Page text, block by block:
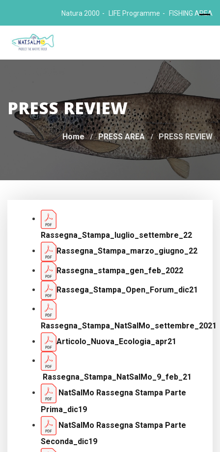
Natura 2000 LIFE Programme FISHING AREA
PRESS REVIEW
Home PRESS AREA PRESS REVIEW
Rassegna_Stampa_luglio_settembre_22
Rassegna_Stampa_marzo_giugno_22
Rassegna_stampa_gen_feb_2022
Rassega_Stampa_Open_Forum_dic21
Rassegna_Stampa_NatSalMo_settembre_2021
Articolo_Nuova_Ecologia_apr21
Rassegna_Stampa_NatSalMo_9_feb_21
NatSalMo Rassegna Stampa Parte
Prima_dic19
NatSalMo Rassegna Stampa Parte
Seconda_dic19